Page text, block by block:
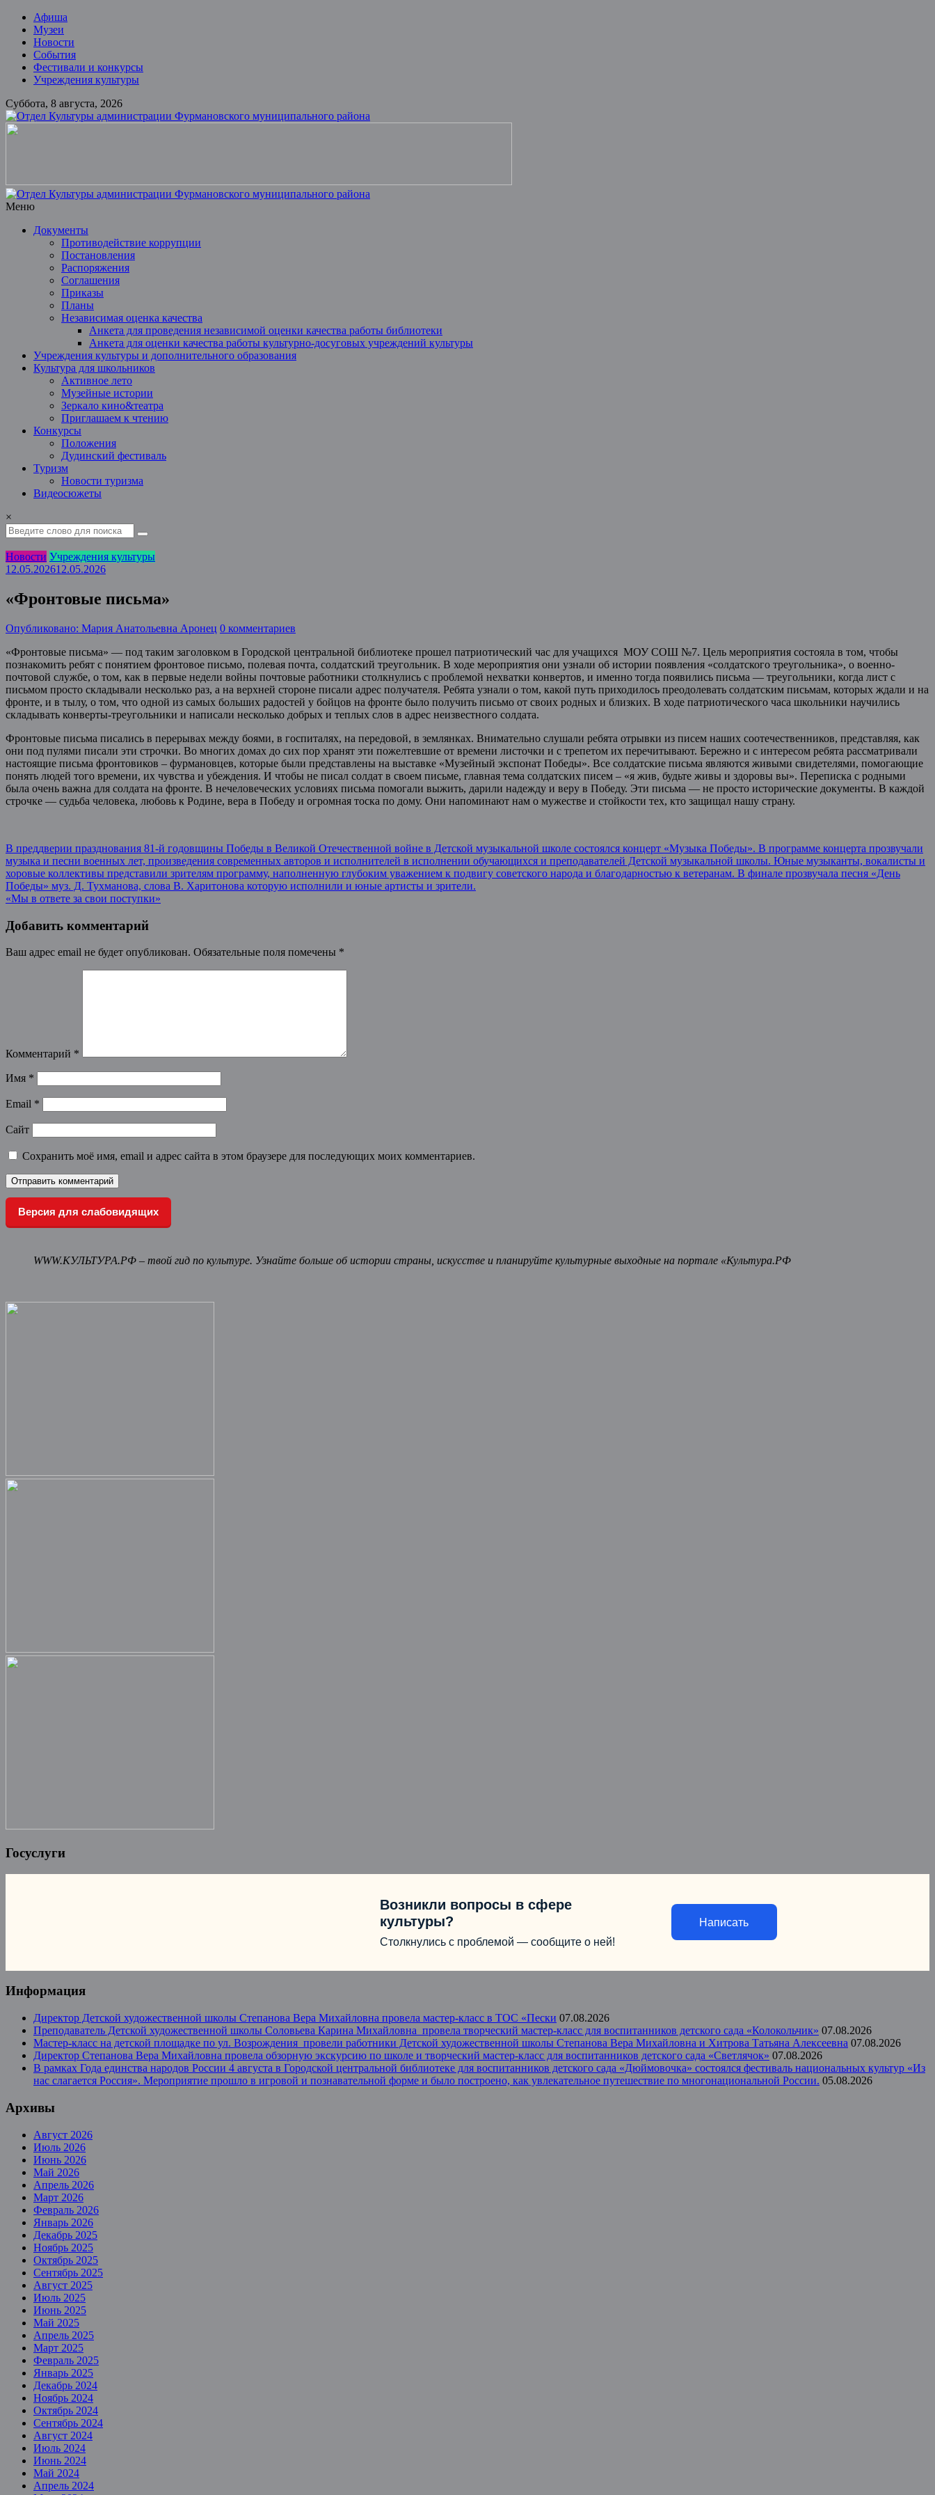
Skip
content
Афиша
Музеи
Новости
События
Фестивали и конкурсы
Учреждения культуры
Суббота, 8 августа, 2026
Фурмановского
муниципального
Муниципальное
учреждение
Меню
Документы
Противодействие коррупции
Постановления
Распоряжения
Соглашения
Приказы
Планы
Независимая оценка качества
Анкета для проведения независимой оценки качества работы библиотеки
Анкета для оценки качества работы культурно-досуговых учреждений культуры
Учреждения культуры и дополнительного образования
Культура для школьников
Активное лето
Музейные истории
Зеркало кино&театра
Приглашаем к чтению
Конкурсы
Положения
Дудинский фестиваль
Туризм
Новости туризма
Видеосюжеты
×
Новости Учреждения культуры
12.05.202612.05.2026
«Фронтовые письма»
Опубликовано: Мария Анатольевна Аронец 0 комментариев
«Фронтовые письма» — под таким заголовком в Городской центральной библиотеке прошел патриотический час для учащихся МОУ СОШ №7. Цель мероприятия состояла в том, чтобы
познакомить ребят с понятием фронтовое письмо, полевая почта, солдатский треугольник. В ходе мероприятия они узнали об истории появления «солдатского треугольника», о военно-
почтовой службе, о том, как в первые недели войны почтовые работники столкнулись с проблемой нехватки конвертов, и именно тогда появились письма — треугольники, когда лист с
письмом просто складывали несколько раз, а на верхней стороне писали адрес получателя. Ребята узнали о том, какой путь приходилось преодолевать солдатским письмам, которых ждали и на
фронте, и в тылу, о том, что одной из самых больших радостей у бойцов на фронте было получить письмо от своих родных и близких. В ходе патриотического часа школьники научились
складывать конверты-треугольники и написали несколько добрых и теплых слов в адрес неизвестного солдата.
Фронтовые письма писались в перерывах между боями, в госпиталях, на передовой, в землянках. Внимательно слушали ребята отрывки из писем наших соотечественников, представляя, как
они под пулями писали эти строчки. Во многих домах до сих пор хранят эти пожелтевшие от времени листочки и с трепетом их перечитывают. Бережно и с интересом ребята рассматривали
настоящие письма фронтовиков – фурмановцев, которые были представлены на выставке «Музейный экспонат Победы». Все солдатские письма являются живыми свидетелями, помогающие
понять людей того времени, их чувства и убеждения. И чтобы не писал солдат в своем письме, главная тема солдатских писем – «я жив, будьте живы и здоровы вы». Переписка с родными
была очень важна для солдата на фронте. В нечеловеческих условиях письма помогали выжить, дарили надежду и веру в Победу. Эти письма — не просто исторические документы. В каждой
строчке — судьба человека, любовь к Родине, вера в Победу и огромная тоска по дому. Они напоминают нам о мужестве и стойкости тех, кто защищал нашу страну.
Post
navigation
В преддверии празднования 81-й годовщины Победы в Великой Отечественной войне в Детской музыкальной школе состоялся концерт «Музыка Победы». В программе концерта прозвучали
музыка и песни военных лет, произведения современных авторов и исполнителей в исполнении обучающихся и преподавателей Детской музыкальной школы. Юные музыканты, вокалисты и
хоровые коллективы представили зрителям программу, наполненную глубоким уважением к подвигу советского народа и благодарностью к ветеранам. В финале прозвучала песня «День
Победы» муз. Д. Тухманова, слова В. Харитонова которую исполнили и юные артисты и зрители.
«Мы в ответе за свои поступки»
Добавить комментарий
Ваш адрес email не будет опубликован. Обязательные поля помечены *
Комментарий *
Имя *
Email *
Сайт
Сохранить моё имя, email и адрес сайта в этом браузере для последующих моих комментариев.
Версия для слабовидящих
WWW.КУЛЬТУРА.РФ – твой гид по культуре. Узнайте больше об истории страны, искусстве и планируйте культурные выходные на портале «Культура.РФ
Госуслуги
Возникли вопросы в сфере
культуры?
Столкнулись с проблемой — сообщите о ней!
Написать
Информация
Директор Детской художественной школы Степанова Вера Михайловна провела мастер-класс в ТОС «Пески 07.08.2026
Преподаватель Детской художественной школы Соловьева Карина Михайловна провела творческий мастер-класс для воспитанников детского сада «Колокольчик» 07.08.2026
Мастер-класс на детской площадке по ул. Возрождения провели работники Детской художественной школы Степанова Вера Михайловна и Хитрова Татьяна Алексеевна 07.08.2026
Директор Степанова Вера Михайловна провела обзорную экскурсию по школе и творческий мастер-класс для воспитанников детского сада «Светлячок» 07.08.2026
В рамках Года единства народов России 4 августа в Городской центральной библиотеке для воспитанников детского сада «Дюймовочка» состоялся фестиваль национальных культур «Из
нас слагается Россия». Мероприятие прошло в игровой и познавательной форме и было построено, как увлекательное путешествие по многонациональной России. 05.08.2026
Архивы
Август 2026
Июль 2026
Июнь 2026
Май 2026
Апрель 2026
Март 2026
Февраль 2026
Январь 2026
Декабрь 2025
Ноябрь 2025
Октябрь 2025
Сентябрь 2025
Август 2025
Июль 2025
Июнь 2025
Май 2025
Апрель 2025
Март 2025
Февраль 2025
Январь 2025
Декабрь 2024
Ноябрь 2024
Октябрь 2024
Сентябрь 2024
Август 2024
Июль 2024
Июнь 2024
Май 2024
Апрель 2024